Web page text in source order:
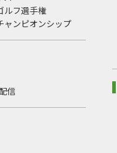
ルフ選手権
ャンピオンシップ
信